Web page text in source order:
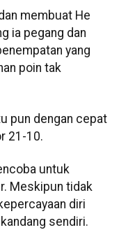
membuat He
ia pegang dan
yang
poin tak
pun dengan cepat
21-10.
untuk
Meskipun tidak
diri
sendiri.